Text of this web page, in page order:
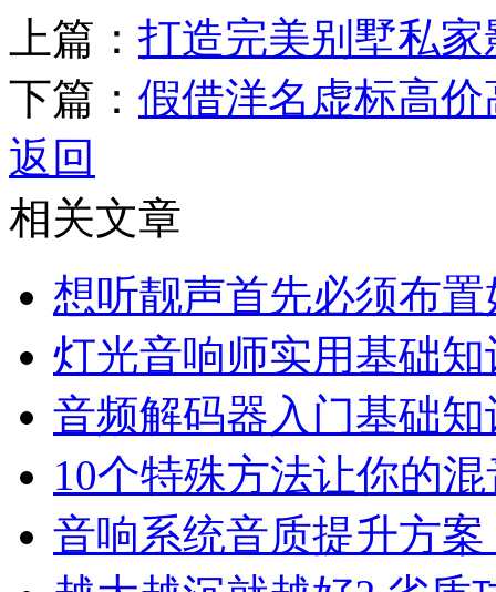
上篇： 打造完美别墅私
下篇： 假借洋名虚标高
返回
相关文章
想听靓声首先必须布
灯光音响师实用基础
音频解码器入门基础知
10个特殊方法让你的
音响系统音质提升方